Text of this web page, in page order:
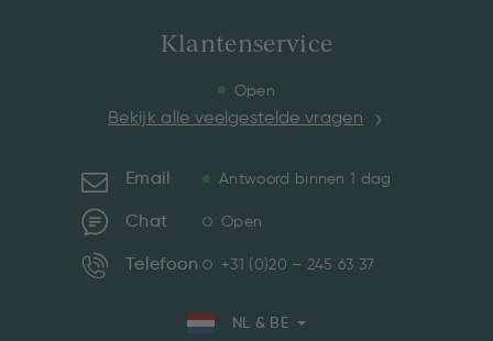
Klantenservice
Open
Bekijk alle veelgestelde vragen
Email Antwoord binnen 1 dag
Chat Open
Telefoon +31 (0)20 – 245 63 37
NL & BE